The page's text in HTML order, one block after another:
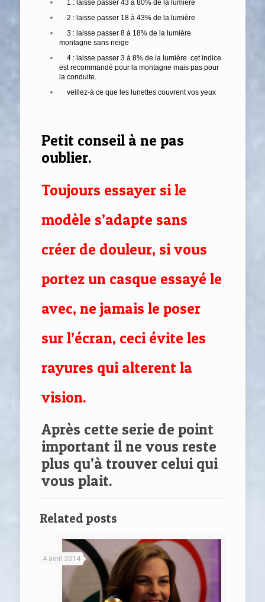
1 : laisse passer 43 à 80% de la lumière
2 : laisse passer 18 à 43% de la lumière
3 : laisse passer 8 à 18% de la lumière
montagne sans neige
4 : laisse passer 3 à 8% de la lumière cet indice
est recommandé pour la montagne mais pas pour
la conduite.
veillez-à ce que les lunettes couvrent vos yeux
Petit conseil à ne pas
oublier.
Toujours essayer si le
modèle s’adapte sans
créer de douleur, si vous
portez un casque essayé le
avec, ne jamais le poser
sur l’écran, ceci évite les
rayures qui alterent la
vision.
Après cette serie de point
important il ne vous reste
plus qu’à trouver celui qui
vous plait.
Related posts
4 avril 2014